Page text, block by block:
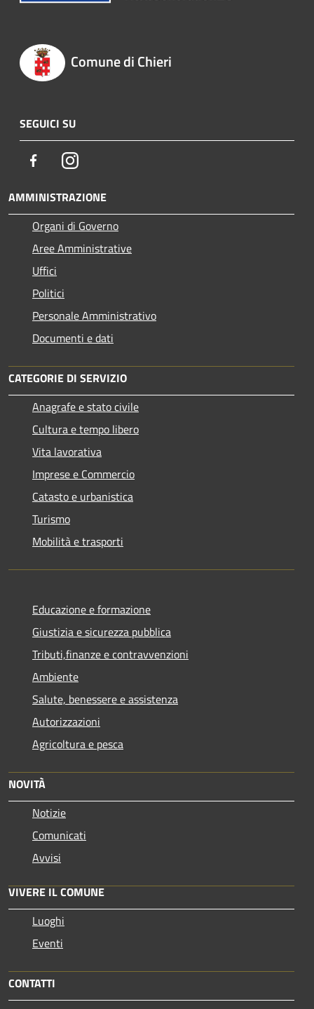
Comune di Chieri
SEGUICI SU
FacebookInstagram
AMMINISTRAZIONE
Organi di Governo
Aree Amministrative
Uffici
Politici
Personale Amministrativo
Documenti e dati
CATEGORIE DI SERVIZIO
Anagrafe e stato civile
Cultura e tempo libero
Vita lavorativa
Imprese e Commercio
Catasto e urbanistica
Turismo
Mobilità e trasporti
Educazione e formazione
Giustizia e sicurezza pubblica
Tributi,finanze e contravvenzioni
Ambiente
Salute, benessere e assistenza
Autorizzazioni
Agricoltura e pesca
NOVITÀ
Notizie
Comunicati
Avvisi
VIVERE IL COMUNE
Luoghi
Eventi
CONTATTI